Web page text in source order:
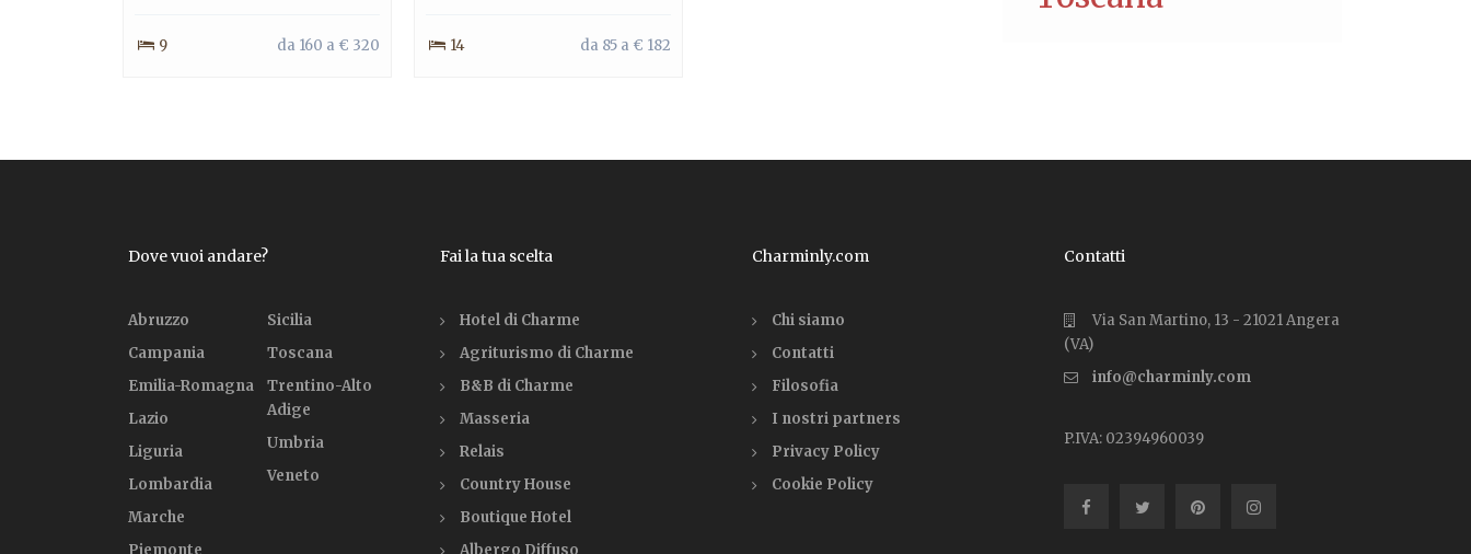
9 da 160 a € 320 14 da 85 a € 182
Dove vuoi andare?
Abruzzo
Campania
Emilia-Romagna
Lazio
Liguria
Lombardia
Marche
Piemonte
Sicilia
Toscana
Trentino-Alto
Adige
Umbria
Veneto
Fai la tua scelta
Hotel di Charme
Agriturismo di Charme
B&B di Charme
Masseria
Relais
Country House
Boutique Hotel
Albergo Diffuso
Charminly.com
Chi siamo
Contatti
Filosofia
I nostri partners
Privacy Policy
Cookie Policy
Contatti
Via San Martino, 13 - 21021 Angera
(VA)
info@charminly.com
P.IVA: 02394960039